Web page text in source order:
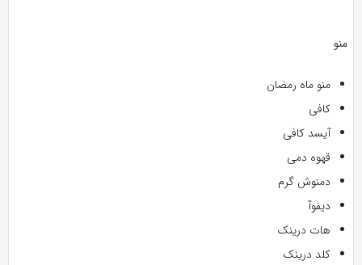
منو
منو ماه رمضان
کافی
آیسد کافی
قهوه دمی
دمنوش گرم
دیفوآ
هات درینک
کلد درینک